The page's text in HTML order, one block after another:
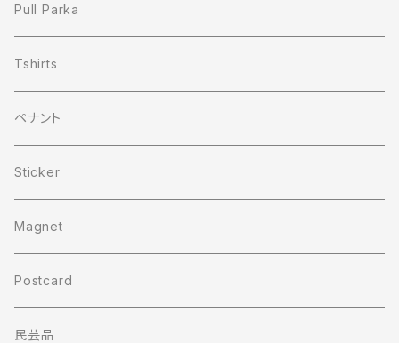
Pull Parka
Tshirts
ペナント
Sticker
Magnet
Postcard
民芸品